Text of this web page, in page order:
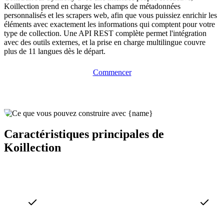
Koillection prend en charge les champs de métadonnées
personnalisés et les scrapers web, afin que vous puissiez enrichir les
éléments avec exactement les informations qui comptent pour votre
type de collection. Une API REST complète permet l'intégration
avec des outils externes, et la prise en charge multilingue couvre
plus de 11 langues dès le départ.
Commencer
Caractéristiques principales de
Koillection